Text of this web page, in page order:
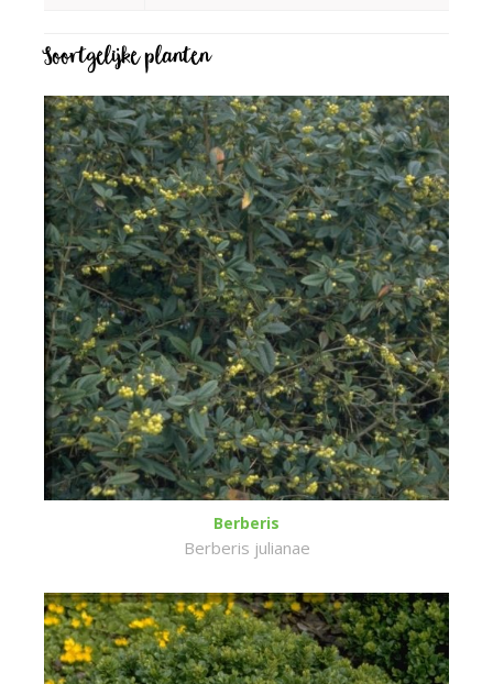
Soortgelijke planten
Berberis
Berberis julianae